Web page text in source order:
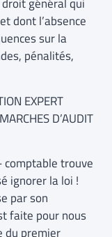
général qui
dont l’absence
sur la
pénalités,
EXPERT
D’AUDIT
comptable trouve
ignorer la loi !
par son
faite pour nous
du premier